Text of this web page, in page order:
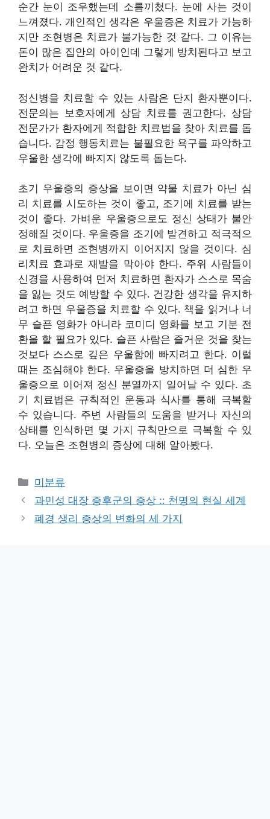
순간 눈이 조우했는데 소름끼쳤다. 눈에 사는 것이
느껴졌다. 개인적인 생각은 우울증은 치료가 가능하
지만 조현병은 치료가 불가능한 것 같다. 그 이유는
돈이 많은 집안의 아이인데 그렇게 방치된다고 보고
완치가 어려운 것 같다.
정신병을 치료할 수 있는 사람은 단지 환자뿐이다.
전문의는 보호자에게 상담 치료를 권고한다. 상담
전문가가 환자에게 적합한 치료법을 찾아 치료를 돕
습니다. 감정 행동치료는 불필요한 욕구를 파악하고
우울한 생각에 빠지지 않도록 돕는다.
초기 우울증의 증상을 보이면 약물 치료가 아닌 심
리 치료를 시도하는 것이 좋고, 조기에 치료를 받는
것이 좋다. 가벼운 우울증으로도 정신 상태가 불안
정해질 것이다. 우울증을 조기에 발견하고 적극적으
로 치료하면 조현병까지 이어지지 않을 것이다. 심
리치료 효과로 재발을 막아야 한다. 주위 사람들이
신경을 사용하여 먼저 치료하면 환자가 스스로 목숨
을 잃는 것도 예방할 수 있다. 건강한 생각을 유지하
려고 하면 우울증을 치료할 수 있다. 책을 읽거나 너
무 슬픈 영화가 아니라 코미디 영화를 보고 기분 전
환을 할 필요가 있다. 슬픈 사람은 즐거운 것을 찾는
것보다 스스로 깊은 우울함에 빠지려고 한다. 이럴
때는 조심해야 한다. 우울증을 방치하면 더 심한 우
울증으로 이어져 정신 분열까지 일어날 수 있다. 초
기 치료법은 규칙적인 운동과 식사를 통해 극복할
수 있습니다. 주변 사람들의 도움을 받거나 자신의
상태를 인식하면 몇 가지 규칙만으로 극복할 수 있
다. 오늘은 조현병의 증상에 대해 알아봤다.
Categories
미분류
과민성 대장 증후군의 증상 :: 천명의 현실 세계
폐경 생리 증상의 변화의 세 가지